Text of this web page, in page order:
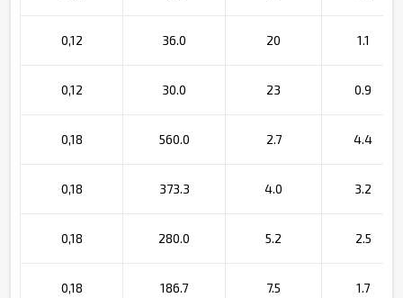
0,12 36.0 20 1.1
0,12 30.0 23 0.9
0,18 560.0 2.7 4.4
0,18 373.3 4.0 3.2
0,18 280.0 5.2 2.5
0,18 186.7 7.5 1.7